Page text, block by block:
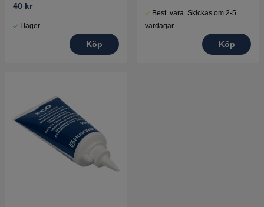
40 kr
I lager
Köp
Best. vara. Skickas om 2-5
vardagar
Köp